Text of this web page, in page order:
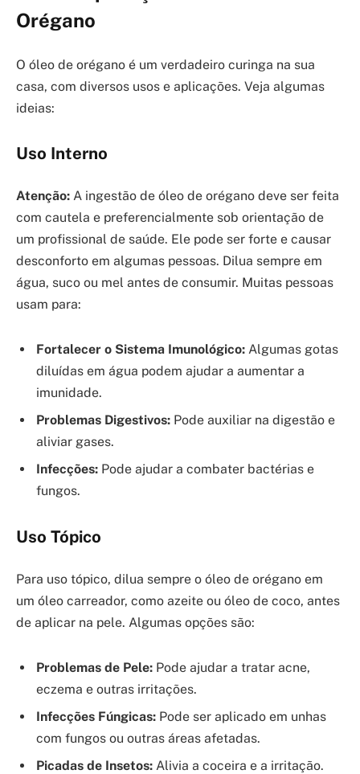
Orégano
O óleo de orégano é um verdadeiro curinga na sua
casa, com diversos usos e aplicações. Veja algumas
ideias:
Uso Interno
Atenção: A ingestão de óleo de orégano deve ser feita
com cautela e preferencialmente sob orientação de
um profissional de saúde. Ele pode ser forte e causar
desconforto em algumas pessoas. Dilua sempre em
água, suco ou mel antes de consumir. Muitas pessoas
usam para:
Fortalecer o Sistema Imunológico: Algumas gotas
diluídas em água podem ajudar a aumentar a
imunidade.
Problemas Digestivos: Pode auxiliar na digestão e
aliviar gases.
Infecções: Pode ajudar a combater bactérias e
fungos.
Uso Tópico
Para uso tópico, dilua sempre o óleo de orégano em
um óleo carreador, como azeite ou óleo de coco, antes
de aplicar na pele. Algumas opções são:
Problemas de Pele: Pode ajudar a tratar acne,
eczema e outras irritações.
Infecções Fúngicas: Pode ser aplicado em unhas
com fungos ou outras áreas afetadas.
Picadas de Insetos: Alivia a coceira e a irritação.